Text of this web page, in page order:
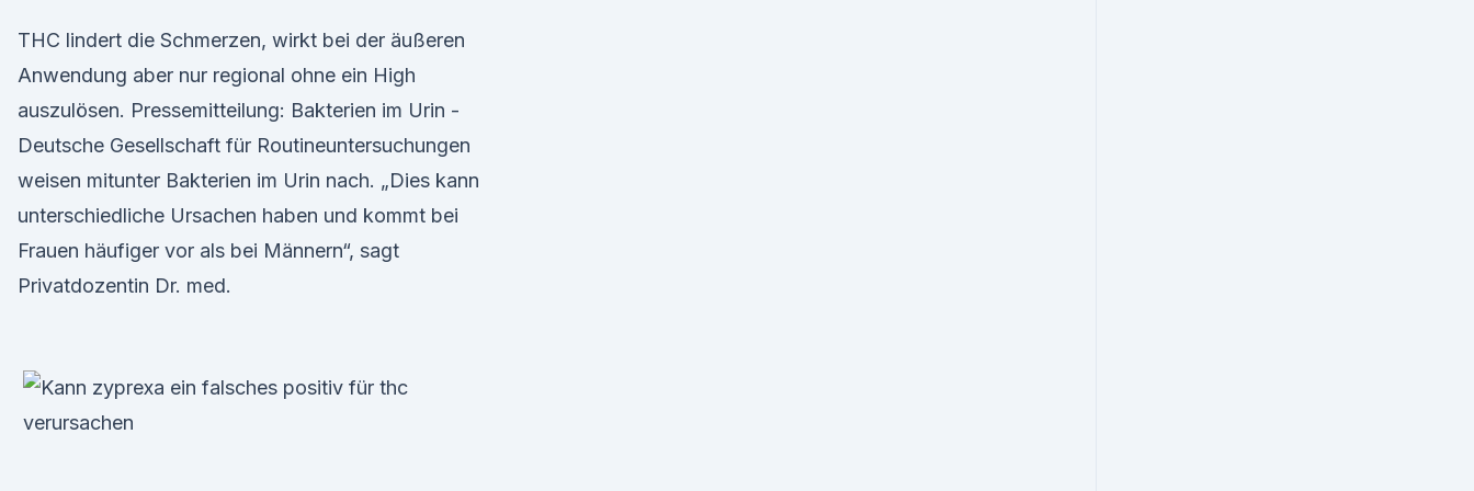
THC lindert die Schmerzen, wirkt bei der äußeren
Anwendung aber nur regional ohne ein High
auszulösen. Pressemitteilung: Bakterien im Urin -
Deutsche Gesellschaft für Routineuntersuchungen
weisen mitunter Bakterien im Urin nach. „Dies kann
unterschiedliche Ursachen haben und kommt bei
Frauen häufiger vor als bei Männern“, sagt
Privatdozentin Dr. med.